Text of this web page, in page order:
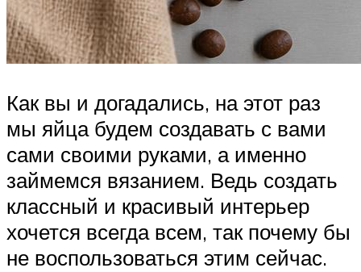
Как вы и догадались, на этот раз
мы яйца будем создавать с вами
сами своими руками, а именно
займемся вязанием. Ведь создать
классный и красивый интерьер
хочется всегда всем, так почему бы
не воспользоваться этим сейчас.